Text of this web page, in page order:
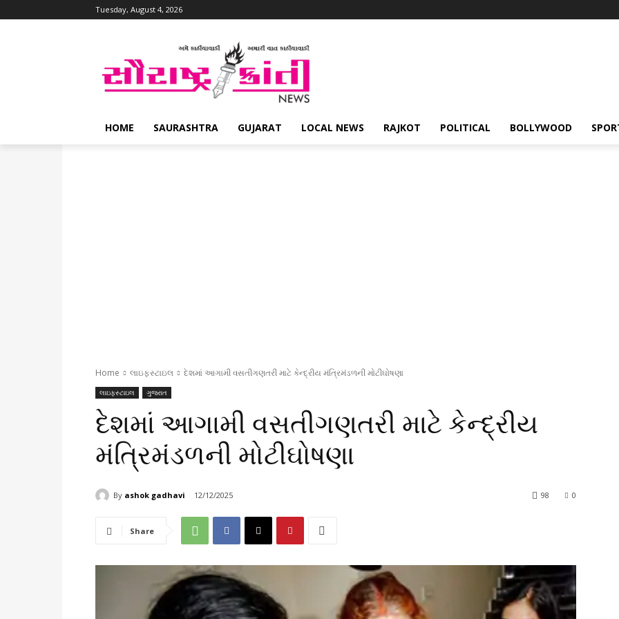
Tuesday, August 4, 2026
HOME SAURASHTRA GUJARAT LOCAL NEWS RAJKOT POLITICAL BOLLYWOOD
Home લાઇફસ્ટાઇલ દેશમાં આગામી વસતીગણતરી માટે કેન્દ્રીય મંત્રિમંડળની મોટીઘોષણા
લાઇફસ્ટાઇલ ગુજરાત
દેશમાં આગામી વસતીગણતરી માટે કેન્દ્રીય
મંત્રિમંડળની મોટીઘોષણા
By ashok gadhavi 12/12/2025 0
98
Share